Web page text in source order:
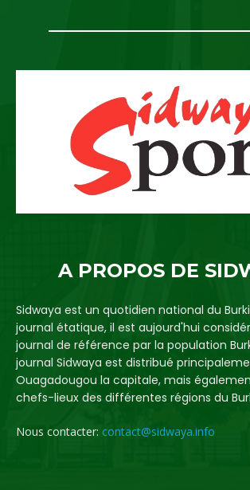
A PROPOS DE
Sidwaya est un quotidien national du
journal étatique, il est aujourd'hui
journal de référence par la population
journal Sidwaya est distribué
Ouagadougou la capitale, mais
chefs-lieux des différentes régions du
Nous contacter: contact@sidwaya.info